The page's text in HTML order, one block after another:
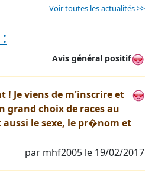
Voir toutes les actualités >>
Avis général positif
Je viens de m'inscrire et
grand choix de races au
le sexe, le pr�nom et
par mhf2005 le 19/02/2017